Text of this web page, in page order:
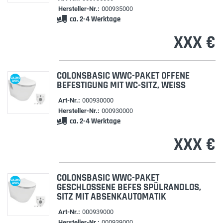
Hersteller-Nr.: 000935000
ca. 2-4 Werktage
XXX €
COLONS
BASIC COLONSBASIC WWC-PAKET OFFENE
BEFESTIGUNG MIT WC-SITZ, WEISS
Art-Nr.: 000930000
Hersteller-Nr.: 000930000
ca. 2-4 Werktage
XXX €
COLONS
BASIC COLONSBASIC WWC-PAKET
GESCHLOSSENE BEFES SPÜLRANDLOS,
SITZ MIT ABSENKAUTOMATIK
Art-Nr.: 000939000